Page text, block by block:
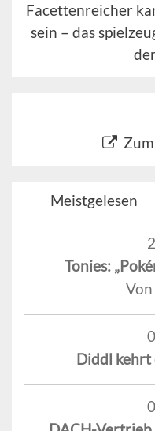
Facettenreicher
sein – das
Meistgelesen
Tonies:
Diddl